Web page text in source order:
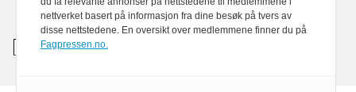
nettverket basert på informasjon fra dine besøk på tvers av
disse nettstedene. En oversikt over medlemmene finner du på
Fagpressen.no.